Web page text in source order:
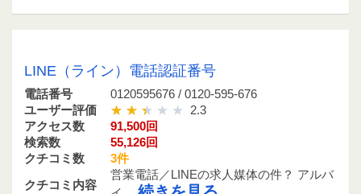
LINE（ライン）電話認証番号
電話番号
0120595676 / 0120-595-676
ユーザー評価
2.3
アクセス数
91,500回
検索数
55,126回
クチコミ数
3件
クチコミ内容
営業電話／LINEの求人媒体の件？ アルバ